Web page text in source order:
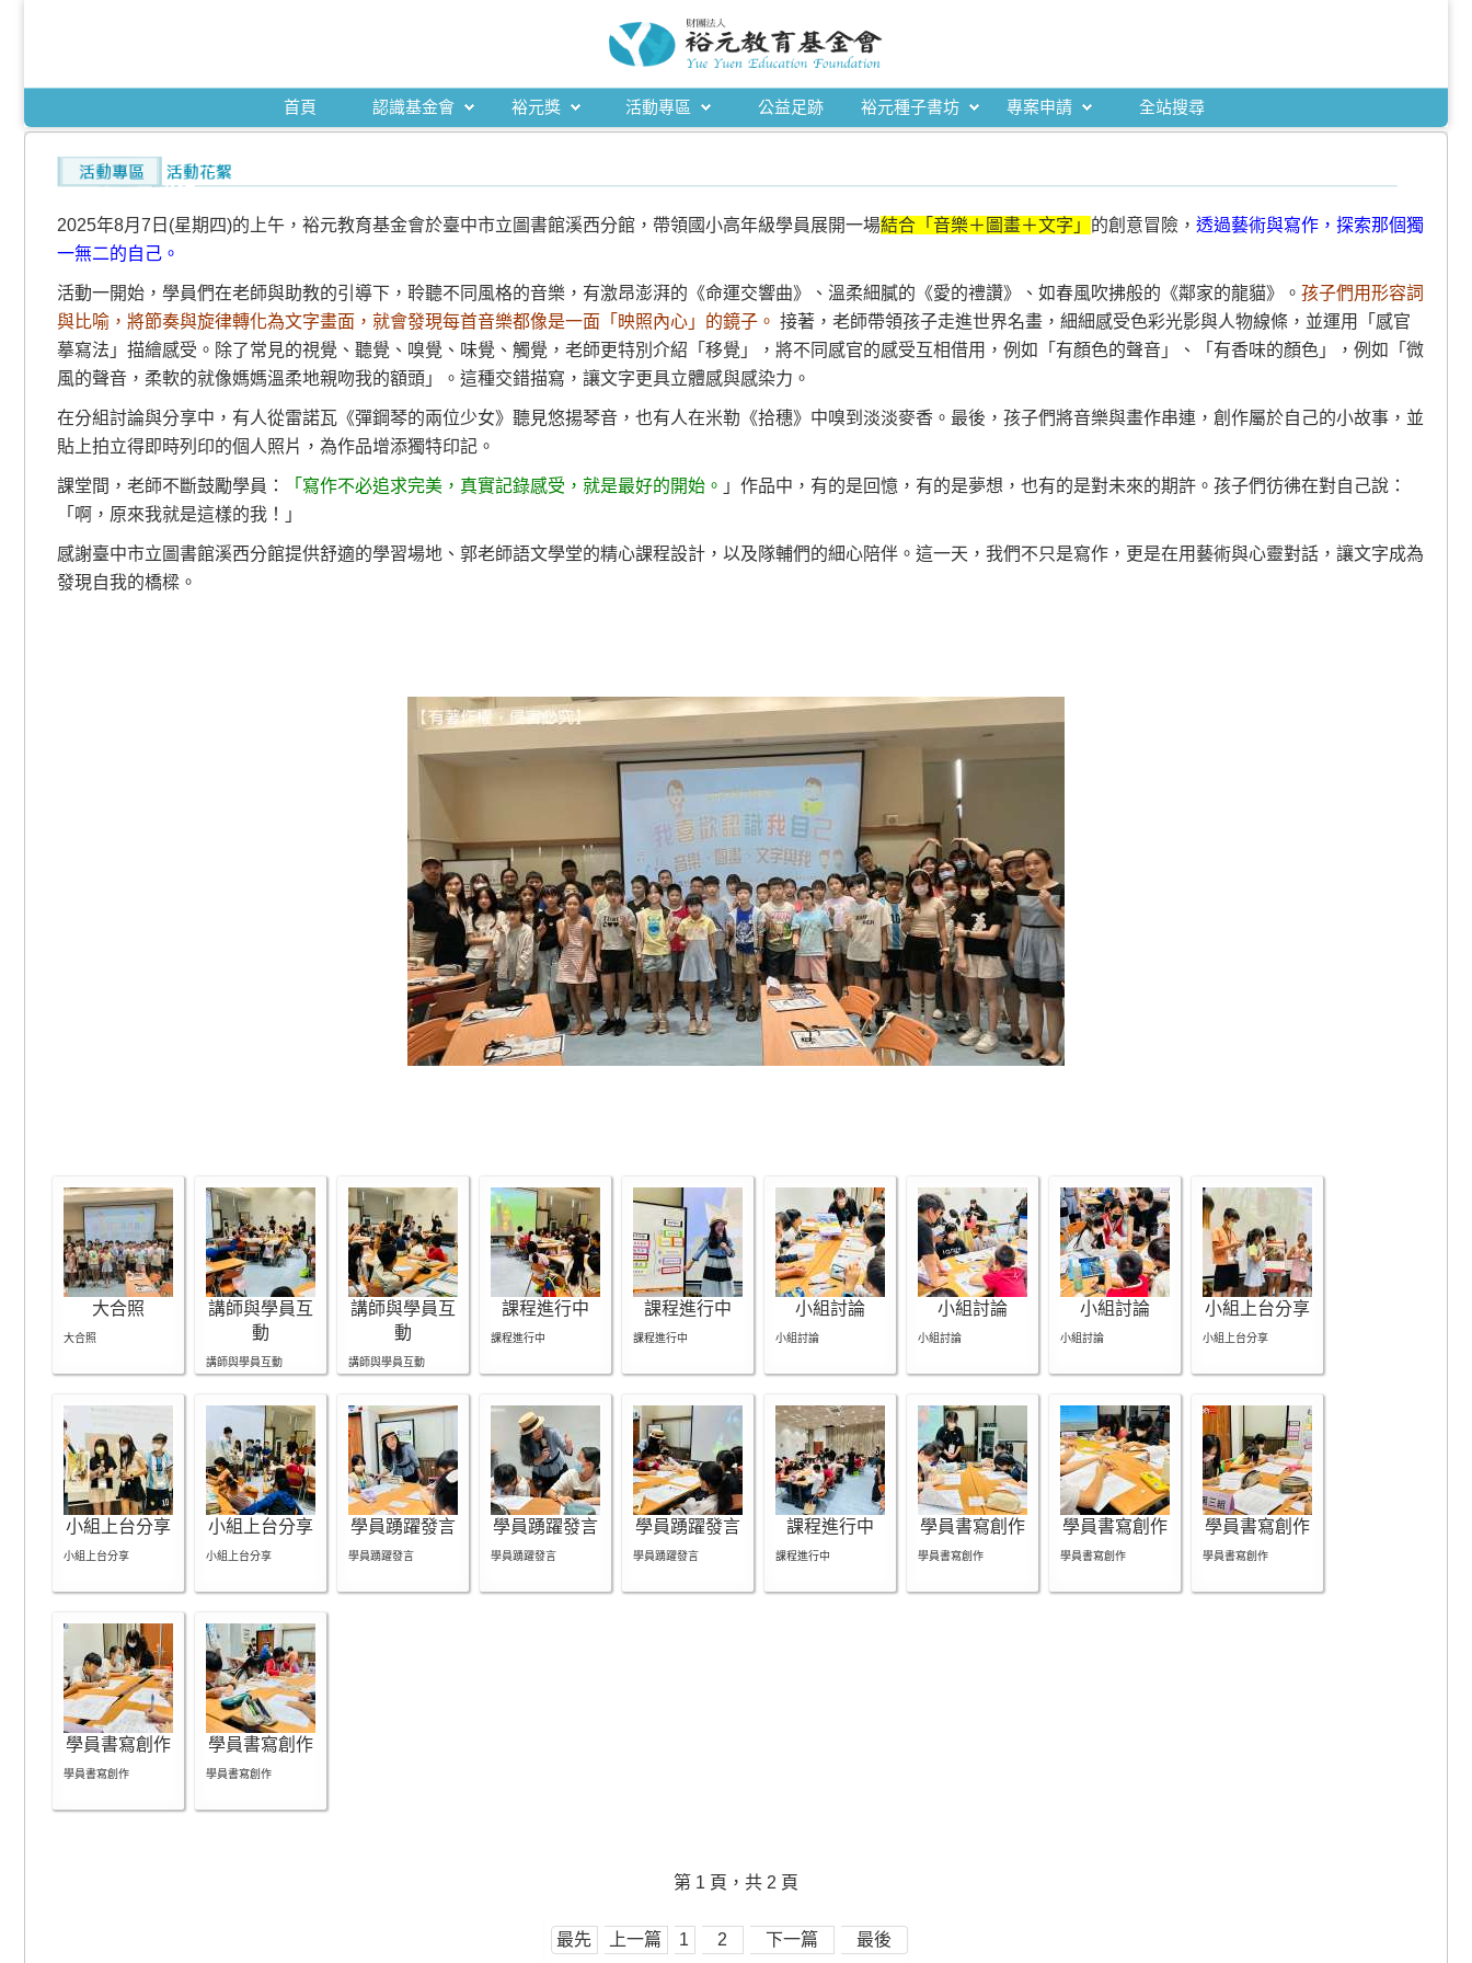
首頁 認識基金會 裕元獎 活動專區 公益足跡 裕元種子書坊 專案申請 全站搜尋
2025年8月7日(星期四)的上午，裕元教育基金會於臺中市立圖書館溪西分館，帶領國小高年級學員展開一場結合「音樂＋圖畫＋文字」 的創意冒險， 透過藝術與寫作，探索那個獨
一無二的自己。
活動一開始，學員們在老師與助教的引導下，聆聽不同風格的音樂，有激昂澎湃的《命運交響曲》、溫柔細膩的《愛的禮讚》、如春風吹拂般的《鄰家的龍貓》。 孩子們用形容詞
與比喻，將節奏與旋律轉化為文字畫面，就會發現每首音樂都像是一面「映照內心」的鏡子。 接著，老師帶領孩子走進世界名畫，細細感受色彩光影與人物線條，並運用「感官
摹寫法」描繪感受。 除了常見的視覺、聽覺、嗅覺、味覺、觸覺，老師更特別介紹「移覺」，將不同感官的感受互相借用，例如「有顏色的聲音」、「有香味的顏色」，例如「微
風的聲音，柔軟的就像媽媽溫柔地親吻我的額頭」。這種交錯描寫，讓文字更具立體感與感染力。
在分組討論與分享中，有人從雷諾瓦《彈鋼琴的兩位少女》聽見悠揚琴音，也有人在米勒《拾穗》中嗅到淡淡麥香。最後，孩子們將音樂與畫作串連，創作屬於自己的小故事，並
貼上拍立得即時列印的個人照片，為作品增添獨特印記。
課堂間，老師不斷鼓勵學員： 「寫作不必追求完美，真實記錄感受，就是最好的開始。 」作品中，有的是回憶，有的是夢想，也有的是對未來的期許。孩子們彷彿在對自己說：
「啊，原來我就是這樣的我！」
感謝臺中市立圖書館溪西分館提供舒適的學習場地、郭老師語文學堂的精心課程設計，以及隊輔們的細心陪伴。這一天，我們不只是寫作，更是在用藝術與心靈對話，讓文字成為
發現自我的橋樑。
大合照
大合照
講師與學員互
動
講師與學員互動
講師與學員互
動
講師與學員互動
課程進行中
課程進行中
課程進行中
課程進行中
小組討論
小組討論
小組討論
小組討論
小組討論
小組討論
小組上台分享
小組上台分享
小組上台分享
小組上台分享
小組上台分享
小組上台分享
學員踴躍發言
學員踴躍發言
學員踴躍發言
學員踴躍發言
學員踴躍發言
學員踴躍發言
課程進行中
課程進行中
學員書寫創作
學員書寫創作
學員書寫創作
學員書寫創作
學員書寫創作
學員書寫創作
學員書寫創作
學員書寫創作
學員書寫創作
學員書寫創作
第 1 頁，共 2 頁
最先 上一篇 1 2 下一篇 最後